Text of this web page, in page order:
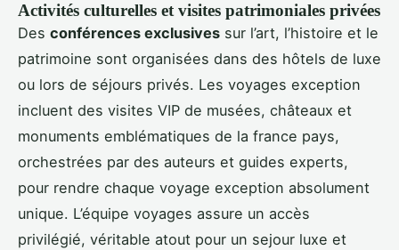
Activités culturelles et visites patrimoniales privées
Des conférences exclusives sur l’art, l’histoire et le
patrimoine sont organisées dans des hôtels de luxe
ou lors de séjours privés. Les voyages exception
incluent des visites VIP de musées, châteaux et
monuments emblématiques de la france pays,
orchestrées par des auteurs et guides experts,
pour rendre chaque voyage exception absolument
unique. L’équipe voyages assure un accès
privilégié, véritable atout pour un sejour luxe et